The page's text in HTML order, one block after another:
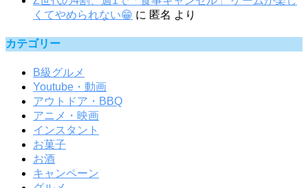
くてやめられない😁 に 匿名 より
カテゴリー
B級グルメ
Youtube・動画
アウトドア・BBQ
アニメ・映画
インスタント
お菓子
お酒
キャンペーン